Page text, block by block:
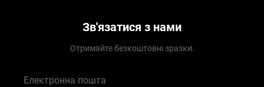
Зв'язатися з нами
Отримайте безкоштовні зразки.
Електронна пошта